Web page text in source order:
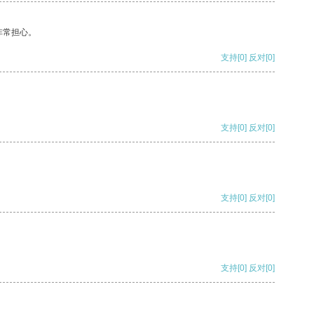
担心。
支持[0] 反对[0]
支持[0] 反对[0]
支持[0] 反对[0]
支持[0] 反对[0]